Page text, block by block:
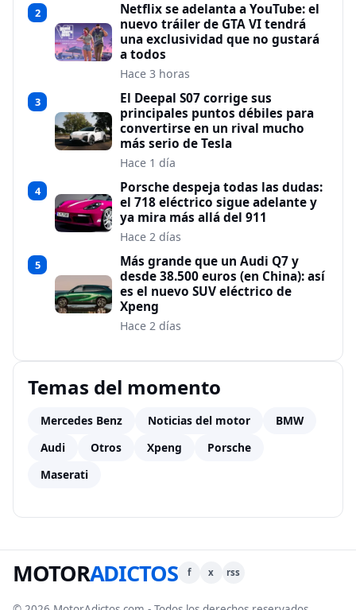
2
Netflix se adelanta a YouTube: el
nuevo tráiler de GTA VI tendrá
una exclusividad que no gustará
a todos
Hace 3 horas
3
El Deepal S07 corrige sus
principales puntos débiles para
convertirse en un rival mucho
más serio de Tesla
Hace 1 día
4
Porsche despeja todas las dudas:
el 718 eléctrico sigue adelante y
ya mira más allá del 911
Hace 2 días
5
Más grande que un Audi Q7 y
desde 38.500 euros (en China): así
es el nuevo SUV eléctrico de
Xpeng
Hace 2 días
Temas del momento
Mercedes Benz Noticias del motor
BMW
Audi
Otros Xpeng
Porsche
Maserati
MOTORADICTOS f x rss